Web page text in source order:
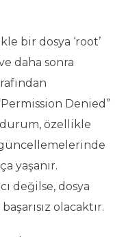
bir dosya ‘root’
daha sonra
Denied”
özellikle
yaşanır.
değilse, dosya
olacaktır.